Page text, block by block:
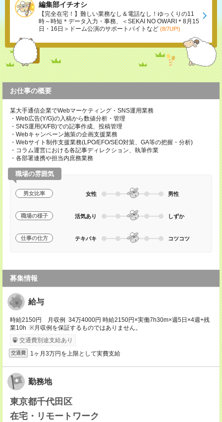
編集部イチオシ
【完全在宅！】難しい業務なし＆電話なし！ゆっくりの11
時～時短＊データ入力・事務、＜SEKAI NO OWARI＊8月15
日・16日＞ドーム公演のサポートバイトなど (8/7UP!)
お仕事の概要
某大手通信企業でWebマーケティング・SNS運用業務
・Web広告(Y/G)の入稿から数値分析・管理
・SNS運用(X/FB)での記事作成、投稿管理
・Webキャンペーン施策の企画支援業務
・Webサイト制作支援業務(LPO/EFO/SEO対策、GA等の把握・分析)
・コラム運営における各記事ディレクション、執筆作業
・各部署連携や担当内庶務業務
職場の雰囲気
男女比率 女性 男性
職場の様子 活気あり しずか
仕事の仕方 テキパキ コツコツ
募集情報
給与
時給2150円 月収例 34万4000円 時給2150円×実働7h30m×週5日×4週+残
業10h ※月収例を保証するものではありません。
交通費別途支給あり
交通費 1ヶ月3万円を上限として実費支給
勤務地
東京都千代田区
在宅・リモートワーク